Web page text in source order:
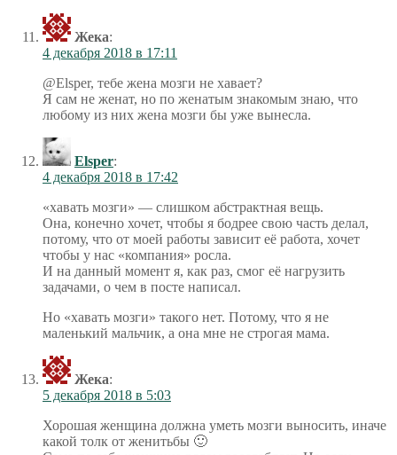
Жека:
4 декабря 2018 в 17:11
@Elsper, тебе жена мозги не хавает?
Я сам не женат, но по женатым знакомым знаю, что
любому из них жена мозги бы уже вынесла.
Elsper:
4 декабря 2018 в 17:42
«хавать мозги» — слишком абстрактная вещь.
Она, конечно хочет, чтобы я бодрее свою часть делал,
потому, что от моей работы зависит её работа, хочет
чтобы у нас «компания» росла.
И на данный момент я, как раз, смог её нагрузить
задачами, о чем в посте написал.
Но «хавать мозги» такого нет. Потому, что я не
маленький мальчик, а она мне не строгая мама.
Жека:
5 декабря 2018 в 5:03
Хорошая женщина должна уметь мозги выносить, иначе
какой толк от женитьбы 🙂